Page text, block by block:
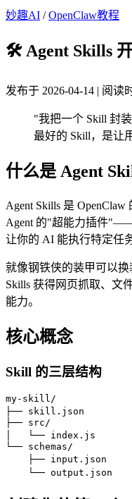
妙趣AI /OpenClaw教程
🛠️ Agent Skills
发布于 2026-04-14 | 阅读
"我把一个 Skill 封
最好的 Skill，是让
什么是 Agent
Agent Skills 是
Agent 的"超能力插件
让你的 AI 能执行特定任务
就像钢铁侠的装甲可以
Skills 获得网页抓取、文
能力。
核心概念
Skill 的三层结构
my-skill/
├── skill.json          # 技
├── src/
│   └── index.js
└── schemas/
├── input.json
└── output.json